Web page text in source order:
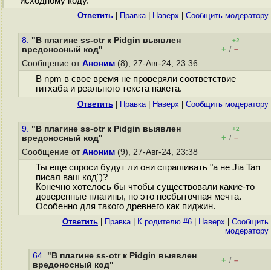
Ответить Правка| Наверх Cообщить модератору
8. "В плагине ss-otr к Pidgin выявлен
вредоносный код"
+2
+ / –
Сообщение от Аноним (8), 27-Авг-24, 23:36
В npm в свое время не проверяли соответствие
гитхаба и реального текста пакета.
Ответить Правка| Наверх Cообщить модератору
9. "В плагине ss-otr к Pidgin выявлен
вредоносный код"
+2
+ / –
Сообщение от Аноним (9), 27-Авг-24, 23:38
Ты еще спроси будут ли они спрашивать "а не Jia Tan
писал ваш код")?
Конечно хотелось бы чтобы существовали какие-то
доверенные плагины, но это несбыточная мечта.
Особенно для такого древнего как пиджин.
Ответить Правка| К родителю #6 Наверх
Cообщить
модератору
64. "В плагине ss-otr к Pidgin выявлен
вредоносный код"
+ / –